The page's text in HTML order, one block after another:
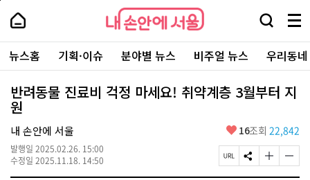
본
로
가
내
손
안
에
서
울
-
서
울
시
대
표
소
통
내
손
에
울
검
창
열
기
메
뉴
전
체
보
기
주
요
서
뉴스홈 기획·이슈 분야별 뉴스 비주얼 뉴스 우리동
반려동물 진료비 걱정 마세요! 취약계층 3월부터 지
원
내 손안에 서울
발행일 2025.02.26. 15:00
수정일 2025.11.18. 14:50
좋
요
16조회 22,842
페
이
S
N
글
자
글
자
페
상
단
로